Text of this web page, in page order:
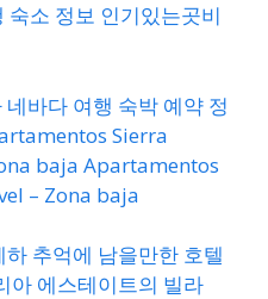
소 정보 인기있는곳비
바다 여행 숙박 예약 정
Sierra
baja Apartamentos
– Zona baja
추억에 남을만한 호텔
아 에스테이트의 빌라